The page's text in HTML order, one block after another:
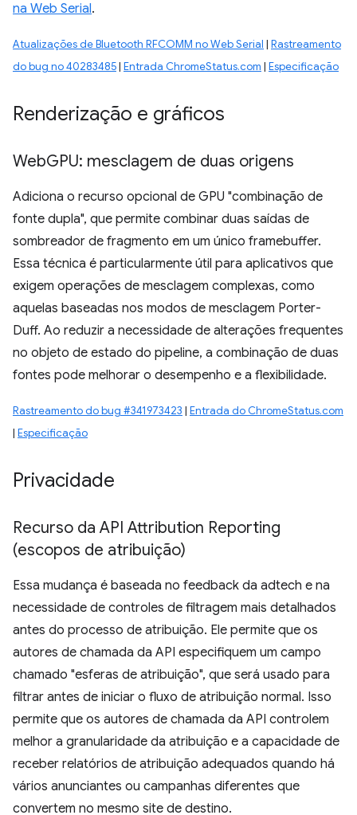
na Web Serial.
Atualizações de Bluetooth RFCOMM no Web Serial | Rastreamento
do bug no 40283485| Entrada ChromeStatus.com | Especificação
Renderização e gráficos
WebGPU: mesclagem de duas origens
Adiciona o recurso opcional de GPU "combinação de
fonte dupla", que permite combinar duas saídas de
sombreador de fragmento em um único framebuffer.
Essa técnica é particularmente útil para aplicativos que
exigem operações de mesclagem complexas, como
aquelas baseadas nos modos de mesclagem Porter-
Duff. Ao reduzir a necessidade de alterações frequentes
no objeto de estado do pipeline, a combinação de duas
fontes pode melhorar o desempenho e a flexibilidade.
Rastreamento do bug #341973423 | Entrada do ChromeStatus.com
| Especificação
Privacidade
Recurso da API Attribution Reporting
(escopos de atribuição)
Essa mudança é baseada no feedback da adtech e na
necessidade de controles de filtragem mais detalhados
antes do processo de atribuição. Ele permite que os
autores de chamada da API especifiquem um campo
chamado "esferas de atribuição", que será usado para
filtrar antes de iniciar o fluxo de atribuição normal. Isso
permite que os autores de chamada da API controlem
melhor a granularidade da atribuição e a capacidade de
receber relatórios de atribuição adequados quando há
vários anunciantes ou campanhas diferentes que
convertem no mesmo site de destino.